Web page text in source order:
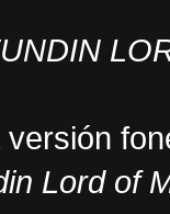
Lord of